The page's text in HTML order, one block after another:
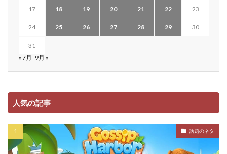
17 18 19 20 21 22 23
24 25 26 27 28 29 30
31
« 7月 9月 »
人気の記事
話題のネタ